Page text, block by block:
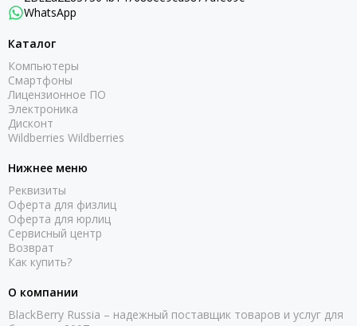
WhatsApp
Каталог
Компьютеры
Смартфоны
Лицензионное ПО
Электроника
Дисконт
Wildberries Wildberries
Нижнее меню
Реквизиты
Оферта для физлиц
Оферта для юрлиц
Сервисный центр
Возврат
Как купить?
О компании
BlackBerry Russia – надежный поставщик товаров и услуг для